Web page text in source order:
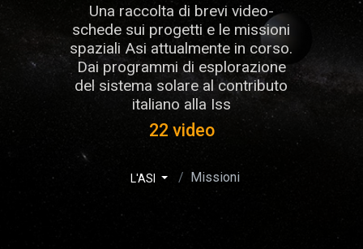
Una raccolta di brevi video-
schede sui progetti e le missioni
spaziali Asi attualmente in corso.
Dai programmi di esplorazione
del sistema solare al contributo
italiano alla Iss
22 video
L'ASI Missioni